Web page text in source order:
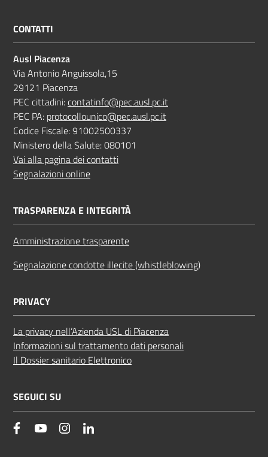
CONTATTI
Ausl Piacenza
Via Antonio Anguissola,15
29121 Piacenza
PEC cittadini:contatinfo@pec.ausl.pc.it
PEC PA: protocollounico@pec.ausl.pc.it
Codice Fiscale: 91002500337
Ministero della Salute: 080101
Vai alla pagina dei contatti
Segnalazioni online
TRASPARENZA E INTEGRITÀ
Amministrazione trasparente
Segnalazione condotte illecite (whistleblowing)
PRIVACY
La privacy nell’Azienda USL di Piacenza
Informazioni sul trattamento dati personali
Il Dossier sanitario Elettronico
SEGUICI SU
facebookYouTube Instagram